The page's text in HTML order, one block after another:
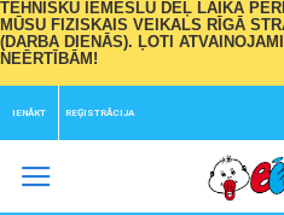
TEHNISKU IEMESLU DĒĻ LAIKA
MŪSU FIZISKAIS VEIKALS RĪGĀ
(DARBA DIENĀS). ĻOTI
NEĒRTĪBĀM!
IENĀKT REĢISTRĀCIJA